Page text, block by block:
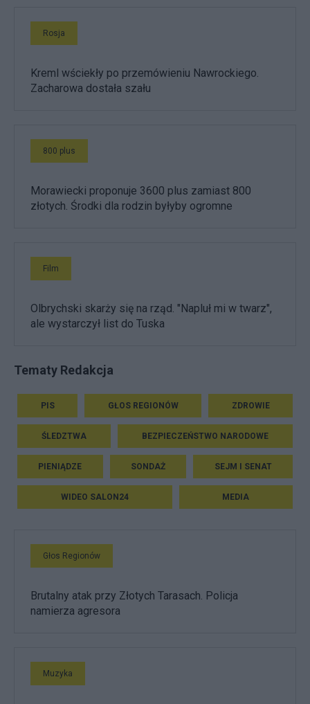
Rosja
Kreml wściekły po przemówieniu Nawrockiego.
Zacharowa dostała szału
800 plus
Morawiecki proponuje 3600 plus zamiast 800
złotych. Środki dla rodzin byłyby ogromne
Film
Olbrychski skarży się na rząd. "Napluł mi w twarz",
ale wystarczył list do Tuska
Tematy Redakcja
PIS GŁOS REGIONÓW ZDROWIE
ŚLEDZTWA BEZPIECZEŃSTWO NARODOWE
PIENIĄDZE SONDAŻ SEJM I SENAT
WIDEO SALON24 MEDIA
Głos Regionów
Brutalny atak przy Złotych Tarasach. Policja
namierza agresora
Muzyka